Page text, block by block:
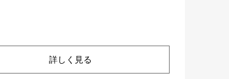
詳しく見る